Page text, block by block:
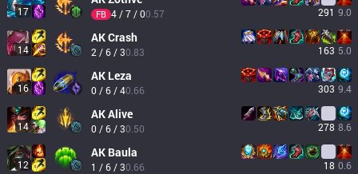
17 FB 4 / 7 / 00.57 291 9.0
14
AKCrash
2 / 6 / 30.83 163 5.0
16
AK Leza
0 / 6 / 40.66 303 9.4
14
AKAlive
0 / 6 / 30.50 278 8.6
12
AK Baula
1 / 6 / 30.66 18 0.6